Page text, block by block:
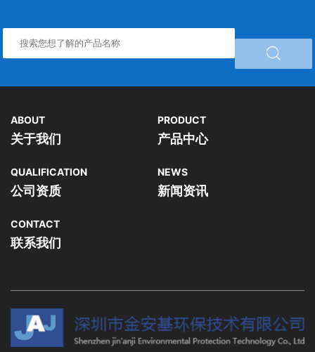

ABOUT
关于我们
PRODUCT
产品中心
QUALIFICATION
公司资质
NEWS
新闻资讯
CONTACT
联系我们